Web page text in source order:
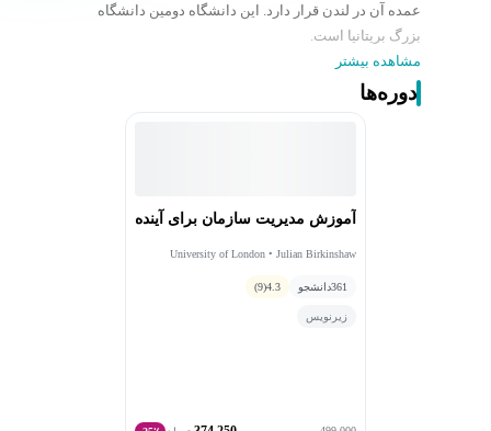
عمده آن در لندن قرار دارد. این دانشگاه دومین دانشگاه
بزرگ بریتانیا است.
مشاهده بیشتر
دوره‌ها
آموزش مدیریت سازمان برای آینده
University of London • Julian Birkinshaw
361دانشجو 4.3
(9)
زیرنویس